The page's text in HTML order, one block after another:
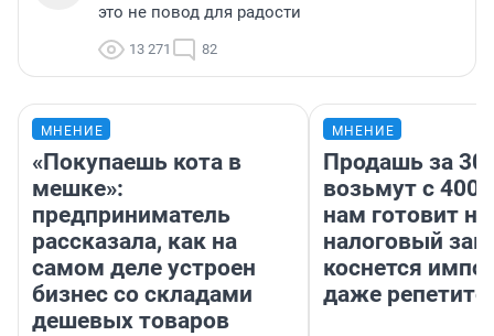
это не повод для радости
13 271 82
МНЕНИЕ
«Покупаешь кота в
мешке»:
предприниматель
рассказала, как на
самом деле устроен
бизнес со складами
дешевых товаров
МНЕНИЕ
Продашь за
возьмут с
нам готовит
налоговый
коснется
даже